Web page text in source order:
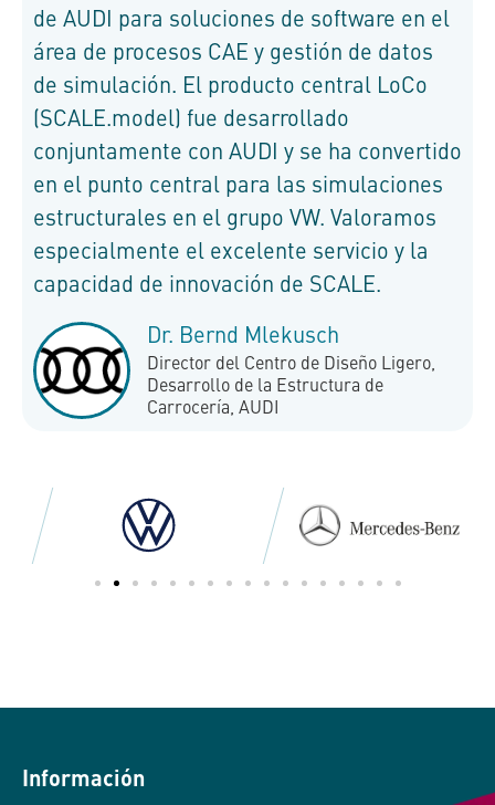
de AUDI para soluciones de software en el
área de procesos CAE y gestión de datos
de simulación. El producto central LoCo
(SCALE.model) fue desarrollado
conjuntamente con AUDI y se ha convertido
en el punto central para las simulaciones
estructurales en el grupo VW. Valoramos
especialmente el excelente servicio y la
capacidad de innovación de SCALE.
Dr. Bernd Mlekusch
Director del Centro de Diseño Ligero,
Desarrollo de la Estructura de
Carrocería, AUDI
Información